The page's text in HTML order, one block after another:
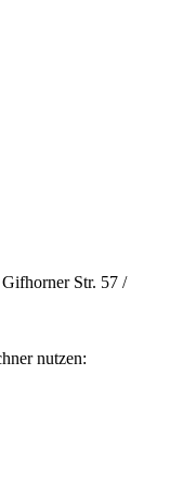
Str. 57 /
nutzen: